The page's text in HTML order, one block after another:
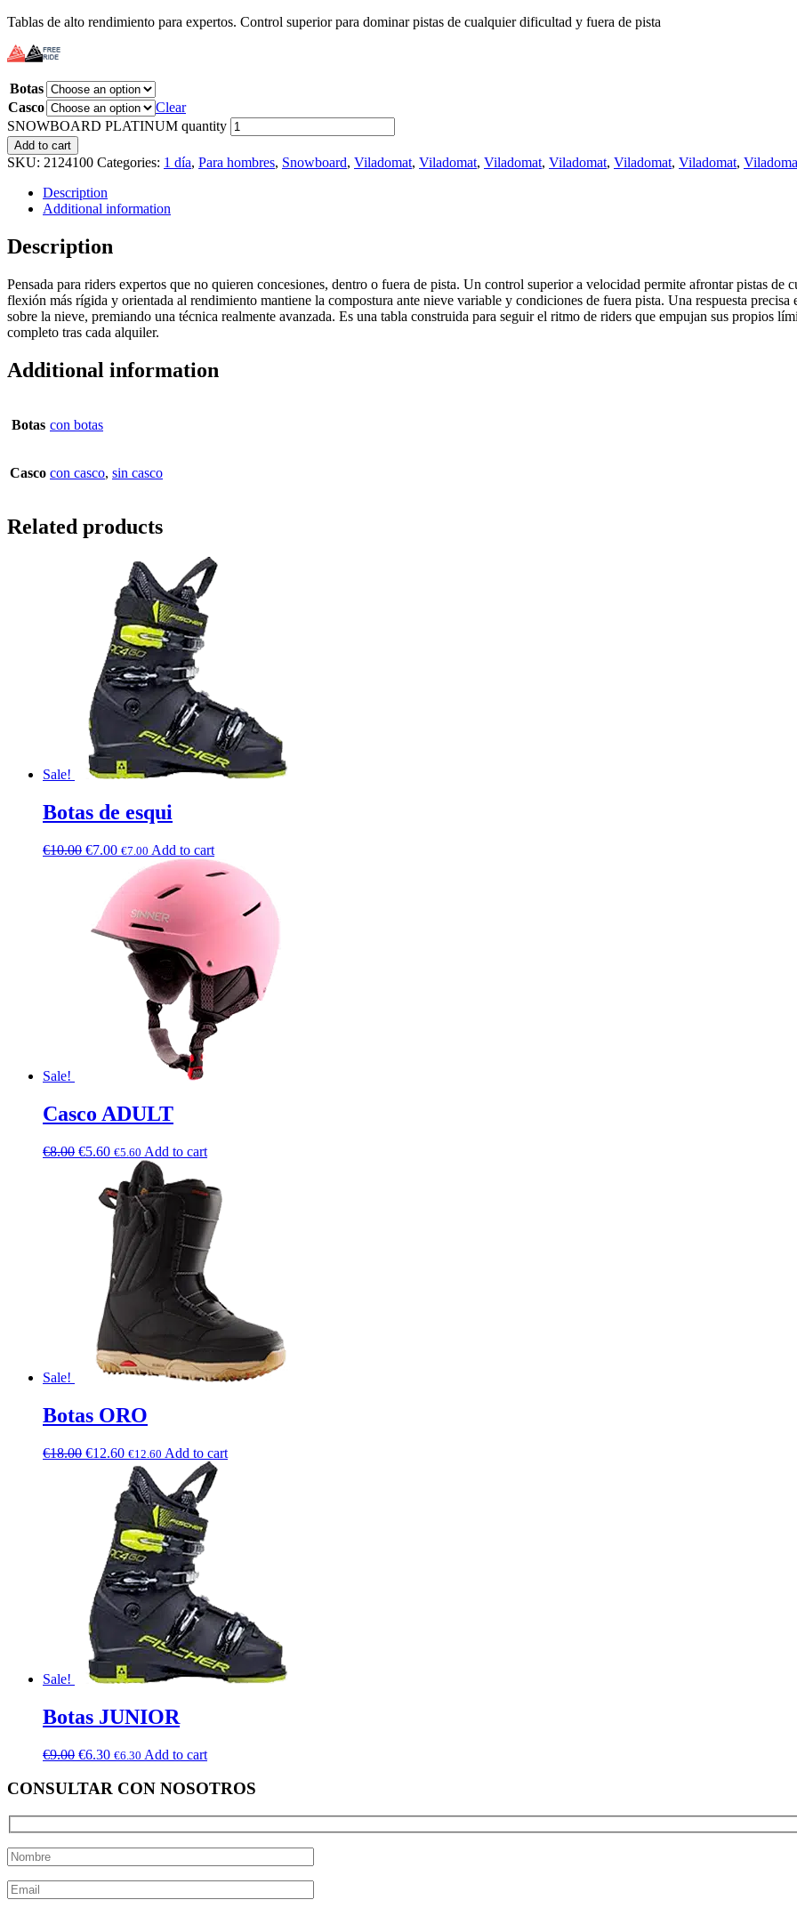
Tablas de alto rendimiento para expertos. Control superior para dominar pistas de cualquier dificultad y fuera de pista
Botas
Casco
Clear
SNOWBOARD PLATINUM quantity
Add to cart
SKU: 2124100 Categories: 1 día, Para hombres, Snowboard, Viladomat, Viladomat, Viladomat, Viladomat, Viladomat, Viladomat,
Description
Additional information
Description
Pensada para riders expertos que no quieren concesiones, dentro o fuera de pista. Un control superior a velocidad permite afrontar pistas
flexión más rígida y orientada al rendimiento mantiene la compostura ante nieve variable y condiciones de fuera pista. Una respuesta
sobre la nieve, premiando una técnica realmente avanzada. Es una tabla construida para seguir el ritmo de riders que empujan sus propios
completo tras cada alquiler.
Additional information
Botas con botas
Casco con casco, sin casco
Related products
Sale!
Botas de esqui
€10.00 €7.00 €7.00 Add to cart
Sale!
Casco ADULT
€8.00 €5.60 €5.60 Add to cart
Sale!
Botas ORO
€18.00 €12.60 €12.60 Add to cart
Sale!
Botas JUNIOR
€9.00 €6.30 €6.30 Add to cart
CONSULTAR CON NOSOTROS